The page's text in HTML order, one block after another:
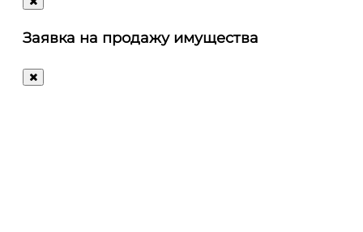
letters@autosale.ru
Ответим
Заявка на продажу имущества